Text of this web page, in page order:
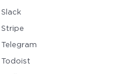
Slack
Stripe
Telegram
Todoist